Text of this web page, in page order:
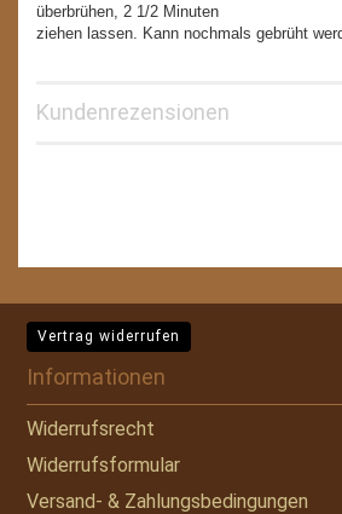
überbrühen, 2 1/2 Minuten
ziehen lassen. Kann nochmals gebrüht
Kundenrezensionen
Vertrag widerrufen
Informationen
Widerrufsrecht
Widerrufsformular
Versand- & Zahlungsbedingungen